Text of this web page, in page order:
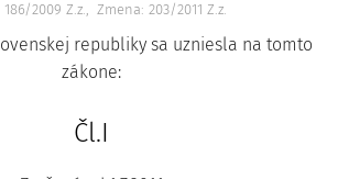
2009 Z.z.
Zmena: 203/2011 Z.z.
republiky sa uzniesla na tomto
zákone:
Čl.I